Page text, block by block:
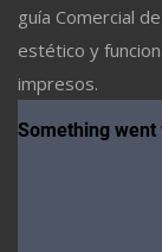
guía Comercial
estético y
impresos.